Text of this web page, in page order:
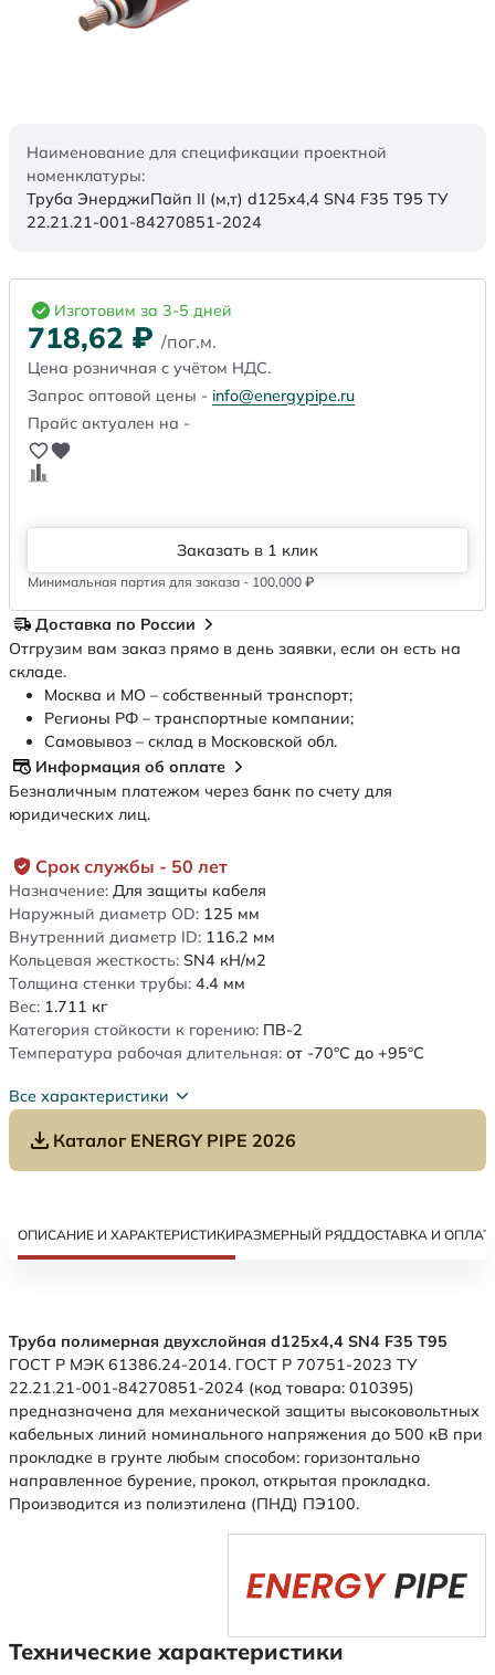
Наименование для спецификации проектной
номенклатуры:
Труба ЭнерджиПайп II (м,т) d125х4,4 SN4 F35 Т95 ТУ
22.21.21-001-84270851-2024
Срок службы - 50 лет
Назначение: Для защиты кабеля
Наружный диаметр OD: 125 мм
Внутренний диаметр ID: 116.2 мм
Кольцевая жесткость: SN4 кН/м2
Толщина стенки трубы: 4.4 мм
Вес: 1.711 кг
Категория стойкости к горению: ПВ-2
Температура рабочая длительная: от -70°C до +95°C
Все характеристики
Каталог ENERGY PIPE 2026
Изготовим за 3-5 дней
718,62 ₽ /пог.м.
Цена розничная с учётом НДС.
Запрос оптовой цены - info@energypipe.ru
Прайс актуален на -
Заказать в 1 клик
Минимальная партия для заказа - 100,000 ₽
Доставка по России
Отгрузим вам заказ прямо в день заявки, если он есть на
складе.
Москва и МО – собственный транспорт;
Регионы РФ – транспортные компании;
Самовывоз – склад в Московской обл.
Информация об оплате
Безналичным платежом через банк по счету для
юридических лиц.
ОПИСАНИЕ И ХАРАКТЕРИСТИКИРАЗМЕРНЫЙ РЯДДОСТАВКА И
Труба полимерная двухслойная d125х4,4 SN4 F35 Т95
ГОСТ Р МЭК 61386.24-2014. ГОСТ Р 70751-2023 ТУ
22.21.21-001-84270851-2024 (код товара: 010395)
предназначена для механической защиты высоковольтных
кабельных линий номинального напряжения до 500 кВ при
прокладке в грунте любым способом: горизонтально
направленное бурение, прокол, открытая прокладка.
Производится из полиэтилена (ПНД) ПЭ100.
Технические характеристики